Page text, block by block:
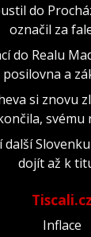
do
označil za
do Realu
a
si znovu
svému
dojít až k
Tiscali.cz
Inflace